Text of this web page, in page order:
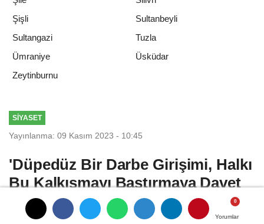
Yorumlar
Şişli
Sultanbeyli
Sultangazi
Tuzla
Ümraniye
Üsküdar
Zeytinburnu
SIYASET
Yayınlanma: 09 Kasım 2023 - 10:45
'Düpedüz Bir Darbe Girişimi, Halkı
Bu Kalkışmayı Bastırmaya Davet
Ediyoruz'
Yorumlar